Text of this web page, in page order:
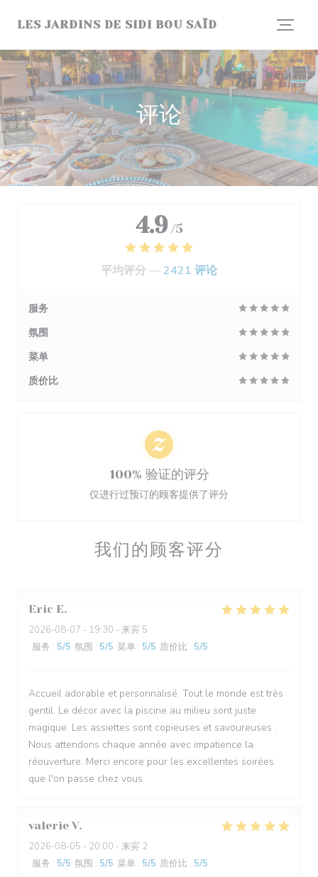
LES JARDINS DE SIDI BOU SAÏD
评论
我们的顾客评分
Eric E
2026-08-07 - 19:30 - 来宾 5
服务 : 5/5 氛围 : 5/5 菜单 : 5/5 质价比 : 5/5
Accueil adorable et personnalisé. Tout le monde est très
gentil. Le décor avec la piscine au milieu sont juste
magique. Les assiettes sont copieuses et savoureuses .
Nous attendons chaque année avec impatience la
réouverture. Merci encore pour les excellentes soirées
que l'on passe chez vous.
valerie V
2026-08-05 - 20:00 - 来宾 2
服务 : 5/5 氛围 : 5/5 菜单 : 5/5 质价比 : 5/5
4.9 /5
平均评分 —2421 评论
服务
氛围
菜单
质价比
100% 验证的评分
仅进行过预订的顾客提供了评分